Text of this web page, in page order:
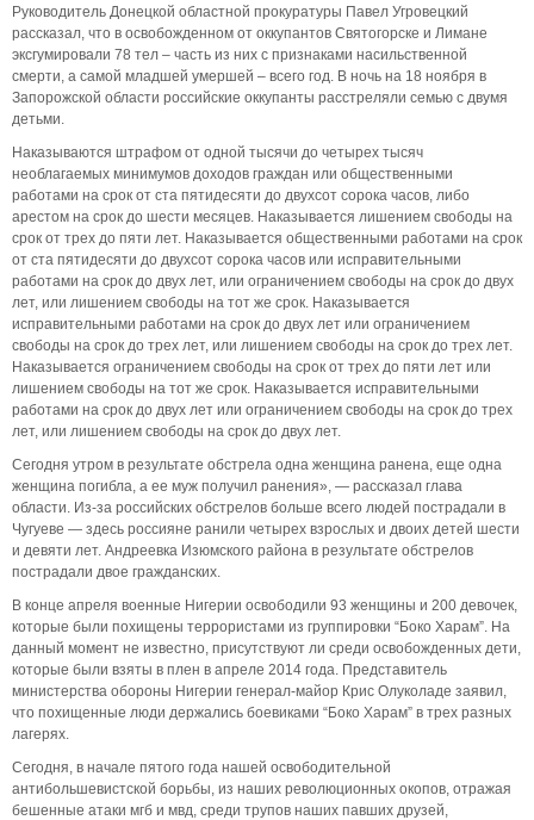
Руководитель Донецкой областной прокуратуры Павел Угровецкий
рассказал, что в освобожденном от оккупантов Святогорске и Лимане
эксгумировали 78 тел – часть из них с признаками насильственной
смерти, а самой младшей умершей – всего год. В ночь на 18 ноября в
Запорожской области российские оккупанты расстреляли семью с двумя
детьми.
Наказываются штрафом от одной тысячи до четырех тысяч
необлагаемых минимумов доходов граждан или общественными
работами на срок от ста пятидесяти до двухсот сорока часов, либо
арестом на срок до шести месяцев. Наказывается лишением свободы на
срок от трех до пяти лет. Наказывается общественными работами на срок
от ста пятидесяти до двухсот сорока часов или исправительными
работами на срок до двух лет, или ограничением свободы на срок до двух
лет, или лишением свободы на тот же срок. Наказывается
исправительными работами на срок до двух лет или ограничением
свободы на срок до трех лет, или лишением свободы на срок до трех лет.
Наказывается ограничением свободы на срок от трех до пяти лет или
лишением свободы на тот же срок. Наказывается исправительными
работами на срок до двух лет или ограничением свободы на срок до трех
лет, или лишением свободы на срок до двух лет.
Сегодня утром в результате обстрела одна женщина ранена, еще одна
женщина погибла, а ее муж получил ранения», — рассказал глава
области. Из-за российских обстрелов больше всего людей пострадали в
Чугуеве — здесь россияне ранили четырех взрослых и двоих детей шести
и девяти лет. Андреевка Изюмского района в результате обстрелов
пострадали двое гражданских.
В конце апреля военные Нигерии освободили 93 женщины и 200 девочек,
которые были похищены террористами из группировки “Боко Харам”. На
данный момент не известно, присутствуют ли среди освобожденных дети,
которые были взяты в плен в апреле 2014 года. Представитель
министерства обороны Нигерии генерал-майор Крис Олуколаде заявил,
что похищенные люди держались боевиками “Боко Харам” в трех разных
лагерях.
Сегодня, в начале пятого года нашей освободительной
антибольшевистской борьбы, из наших революционных окопов, отражая
бешенные атаки мгб и мвд, среди трупов наших павших друзей,